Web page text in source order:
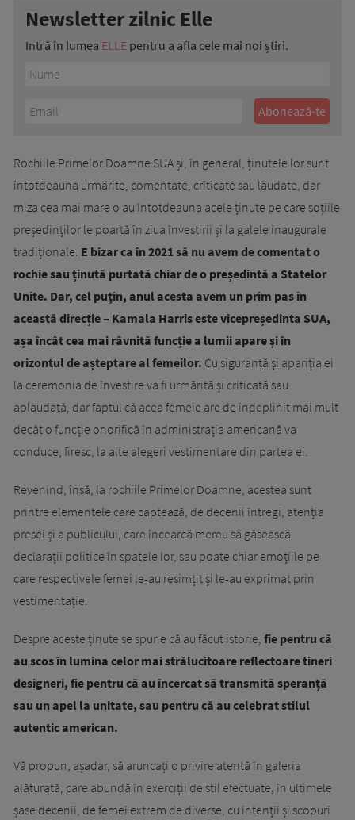
Newsletter zilnic Elle
Intră în lumea ELLE pentru a afla cele mai noi știri.
Rochiile Primelor Doamne SUA și, în general, ținutele lor sunt
întotdeauna urmărite, comentate, criticate sau lăudate, dar
miza cea mai mare o au întotdeauna acele ținute pe care soțiile
președinților le poartă în ziua învestirii și la galele inaugurale
tradiționale. E bizar ca în 2021 să nu avem de comentat o
rochie sau ținută purtată chiar de o președintă a Statelor
Unite. Dar, cel puțin, anul acesta avem un prim pas în
această direcție – Kamala Harris este vicepreședinta SUA,
așa încât cea mai râvnită funcție a lumii apare și în
orizontul de așteptare al femeilor. Cu siguranță și apariția ei
la ceremonia de învestire va fi urmărită și criticată sau
aplaudată, dar faptul că acea femeie are de îndeplinit mai mult
decât o funcție onorifică în administrația americană va
conduce, firesc, la alte alegeri vestimentare din partea ei.
Revenind, însă, la rochiile Primelor Doamne, acestea sunt
printre elementele care captează, de decenii întregi, atenția
presei și a publicului, care încearcă mereu să găsească
declarații politice în spatele lor, sau poate chiar emoțiile pe
care respectivele femei le-au resimțit și le-au exprimat prin
vestimentație.
Despre aceste ținute se spune că au făcut istorie, fie pentru că
au scos în lumina celor mai strălucitoare reflectoare tineri
designeri, fie pentru că au încercat să transmită speranță
sau un apel la unitate, sau pentru că au celebrat stilul
autentic american.
Vă propun, așadar, să aruncați o privire atentă în galeria
alăturată, care abundă în exerciții de stil efectuate, în ultimele
șase decenii, de femei extrem de diverse, cu intenții și scopuri